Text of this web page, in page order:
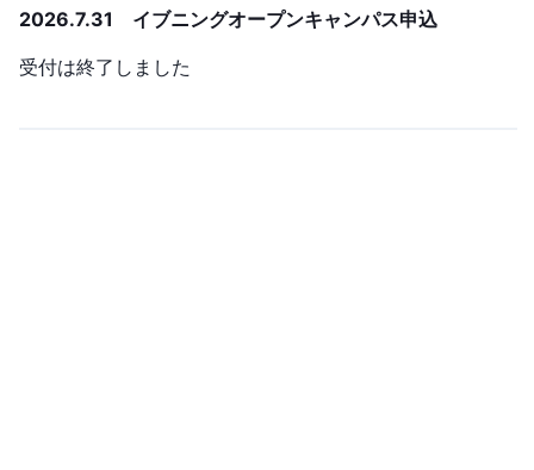
2026.7.31 イブニングオープンキャンパス申込
受付は終了しました